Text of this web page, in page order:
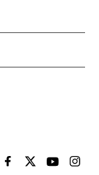
EL PAÍS BRASIL EN
EL PAÍSEL PAÍS
EL